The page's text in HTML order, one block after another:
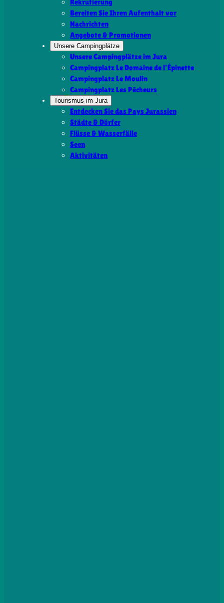
Rekrutierung
Bereiten Sie Ihren Aufenthalt vor
Nachrichten
Angebote & Promotionen
Unsere Campingplätze
Unsere Campingplätze im Jura
Campingplatz Le Domaine de l’Épinette
Campingplatz Le Moulin
Campingplatz Les Pêcheurs
Tourismus im Jura
Entdecken Sie das Pays Jurassien
Städte & Dörfer
Flüsse & Wasserfälle
Seen
Aktivitäten